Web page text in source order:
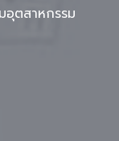
อุตสาหกรรม